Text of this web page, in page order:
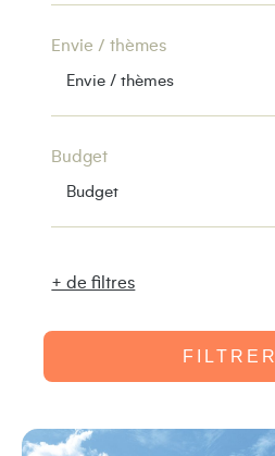
Envie / thèmes
Budget
+ de filtres
FILTRER